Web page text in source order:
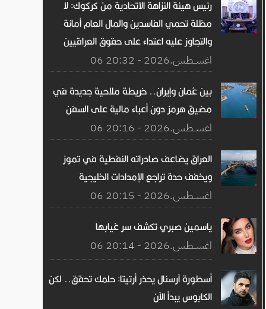
رئيس هيئة النزاهة الاتحادية من كركوك: لا
مظلة تحمي الفاسدين والمال العام أمانة
والتجاوز عليه اعتداء على حقوق العراقيين
06 اغســطس.2026 - 20:32
بين عُمان وإيران.. خريطة ملاحية جديدة في
مضيق هرمز دون أعباء مالية على السفن
06 اغســطس.2026 - 20:16
العراق يضاعف صادراته النفطية في تموز
ويخفف حدة تراجع الإمدادات الخليجية
06 اغســطس.2026 - 20:15
ياسمين صبري تكشف سر غيابها
06 اغســطس.2026 - 20:14
أسطورة آرسنال يحذر أرتيتا: حلمك تحقق.. لكن
الكابوس يبدأ الآن